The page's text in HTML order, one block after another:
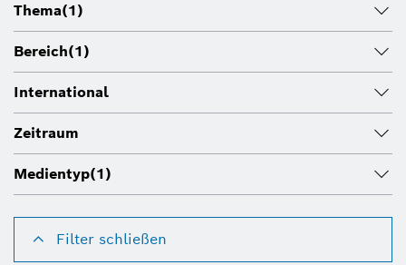
Thema(1)
Bereich(1)
International
Zeitraum
Medientyp(1)
Filter schließen